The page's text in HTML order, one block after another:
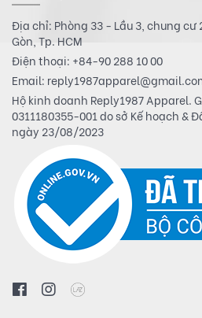
Địa chỉ: Phòng 33 - Lầu 3, chung cư
Gòn, Tp. HCM
Điện thoại: +84-90 288 10 00
Email:
Hộ kinh doanh Reply1987 Apparel.
0311180355-001 do sở Kế hoạch &
ngày 23/08/2023